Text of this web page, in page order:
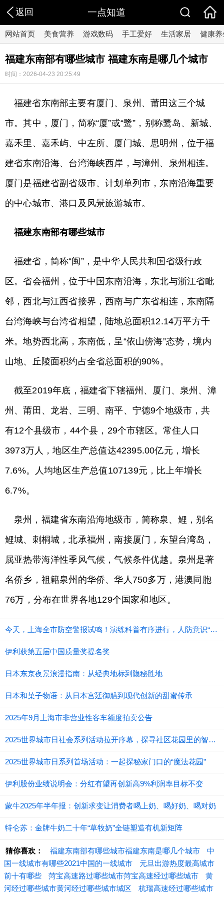
返回 一点知道
网站首页 美食营养 游戏数码 手工爱好 生活家居 健康养
福建东南部有哪些城市 福建东南是哪几个城市
时间：2026-04-23 20:25:49
福建省东南部主要有厦门、泉州、莆田这三个城
市。其中，厦门，简称“厦”或“鹭”，别称鹭岛、新城、
嘉禾里、嘉禾屿、中左所、厦门城、思明州，位于福
建省东南沿海、台湾海峡西岸，与漳州、泉州相连。
厦门是福建省副省级市、计划单列市，东南沿海重要
的中心城市、港口及风景旅游城市。
福建东南部有哪些城市
福建省，简称“闽”，是中华人民共和国省级行政
区。省会福州，位于中国东南沿海，东北与浙江省毗
邻，西北与江西省接界，西南与广东省相连，东南隔
台湾海峡与台湾省相望，陆地总面积12.14万平方千
米。地势西北高，东南低，呈“依山傍海”态势，境内
山地、丘陵面积约占全省总面积的90%。
截至2019年底，福建省下辖福州、厦门、泉州、漳
州、莆田、龙岩、三明、南平、宁德9个地级市，共
有12个县级市，44个县，29个市辖区。常住人口
3973万人，地区生产总值达42395.00亿元，增长
7.6%。人均地区生产总值107139元，比上年增长
6.7%。
泉州，福建省东南沿海地级市，简称泉、鲤，别名
鲤城、刺桐城，北承福州，南接厦门，东望台湾岛，
属亚热带海洋性季风气候，气候条件优越。泉州是著
名侨乡，祖籍泉州的华侨、华人750多万，港澳同胞
76万，分布在世界各地129个国家和地区。
今天，上海全市防空警报试鸣！演练科普有序进行，人防意识“声入人心”
伊利获第五届中国质量奖提名奖
日本东京夜景浪漫指南：从经典地标到隐秘胜地
日本和菓子物语：从日本宫廷御膳到现代创新的甜蜜传承
2025年9月上海市非营业性客车额度拍卖公告
2025世界城市日社会系列活动拉开序幕，探寻社区花园里的智慧应用
2025世界城市日系列首场活动：一起探秘家门口的“魔法花园”
伊利股份业绩说明会：分红有望再创新高9%利润率目标不变
蒙牛2025年半年报：创新求变让消费者喝上奶、喝好奶、喝对奶
特仑苏：金牌牛奶二十年“草牧奶”全链塑造有机新矩阵
猜你喜欢： 福建东南部有哪些城市福建东南是哪几个城市
中
国一线城市有哪些2021中国的一线城市
元旦出游热度最高城市
前十有哪些
菏宝高速路过哪些城市菏宝高速经过哪些城市
黄
河经过哪些城市黄河经过哪些城市城区
杭瑞高速经过哪些城市